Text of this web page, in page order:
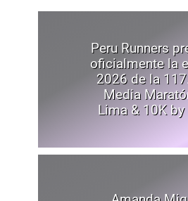
Peru Runners
oficialmente la
2026 de la
Media
Lima & 10K by